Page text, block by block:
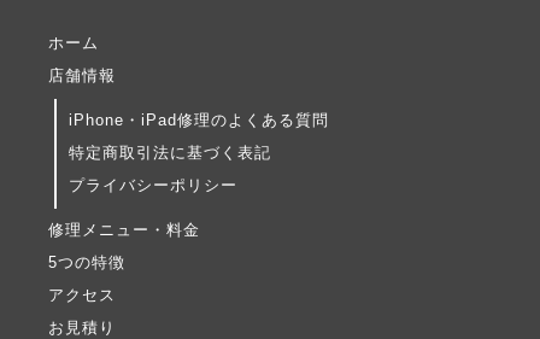
ホーム
店舗情報
iPhone・iPad修理のよくある質問
特定商取引法に基づく表記
プライバシーポリシー
修理メニュー・料金
5つの特徴
アクセス
お見積り